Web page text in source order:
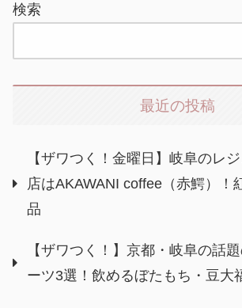
検索
最近の投稿
【ザワつく！金曜日】岐阜のレ
店はAKAWANI coffee（赤鰐）！
品
【ザワつく！】京都・岐阜の話
ーツ3選！飲めるぼたもち・豆大